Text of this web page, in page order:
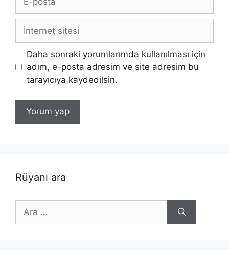
posta
İnternet
Daha sonraki yorumlarımda kullanılması için
adım, e-posta adresim ve site adresim bu
tarayıcıya kaydedilsin.
Rüyanı ara
ara